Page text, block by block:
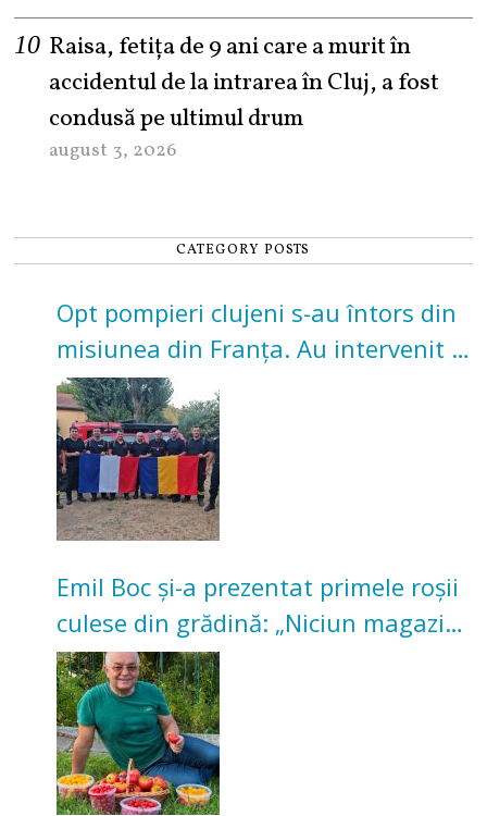
Raisa, fetița de 9 ani care a murit în
accidentul de la intrarea în Cluj, a fost
condusă pe ultimul drum
august 3, 2026
CATEGORY POSTS
Opt pompieri clujeni s-au întors din
misiunea din Franța. Au intervenit la
incendii de vegetație și pădure
Emil Boc și-a prezentat primele roșii
culese din grădină: „Niciun magazin
nu poate oferi această satisfacție”